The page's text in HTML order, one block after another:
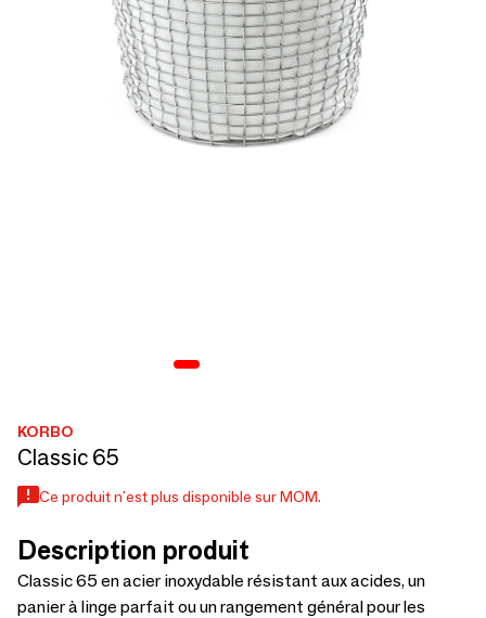
KORBO
Classic 65
Ce produit n'est plus disponible sur MOM.
Description produit
Classic 65 en acier inoxydable résistant aux acides, un
panier à linge parfait ou un rangement général pour les